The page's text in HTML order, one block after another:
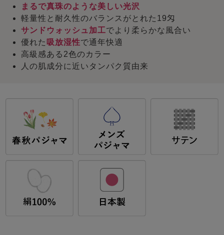
まるで真珠のような美しい光沢
軽量性と耐久性のバランスがとれた19匁
サンドウォッシュ加工でより柔らかな風合い
優れた 吸放湿性で通年快適
高級感ある2色のカラー
人の肌成分に近いタンパク質由来